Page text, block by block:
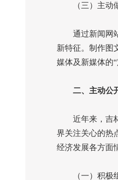
（三）主动做
通过新闻网站
新特征。制作图
媒体及新媒体的
二、主动公
近年来，吉林
界关注关心的热
经济发展各方面
（一）积极组